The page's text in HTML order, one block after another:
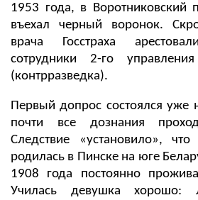
1953 года, в Воротниковский
въехал черный воронок.
врача Госстраха
сотрудники 2-го
(контрразведка).
Первый допрос состоялся уже
почти все дознания
Следствие «установило»,
родилась в Пинске на юге
1908 года постоянно
Училась девушка хорошо: